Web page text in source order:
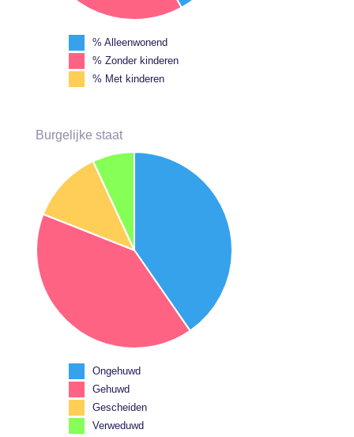
% Alleenwonend
% Zonder kinderen
% Met kinderen
Burgelijke staat
Ongehuwd
Gehuwd
Gescheiden
Verweduwd